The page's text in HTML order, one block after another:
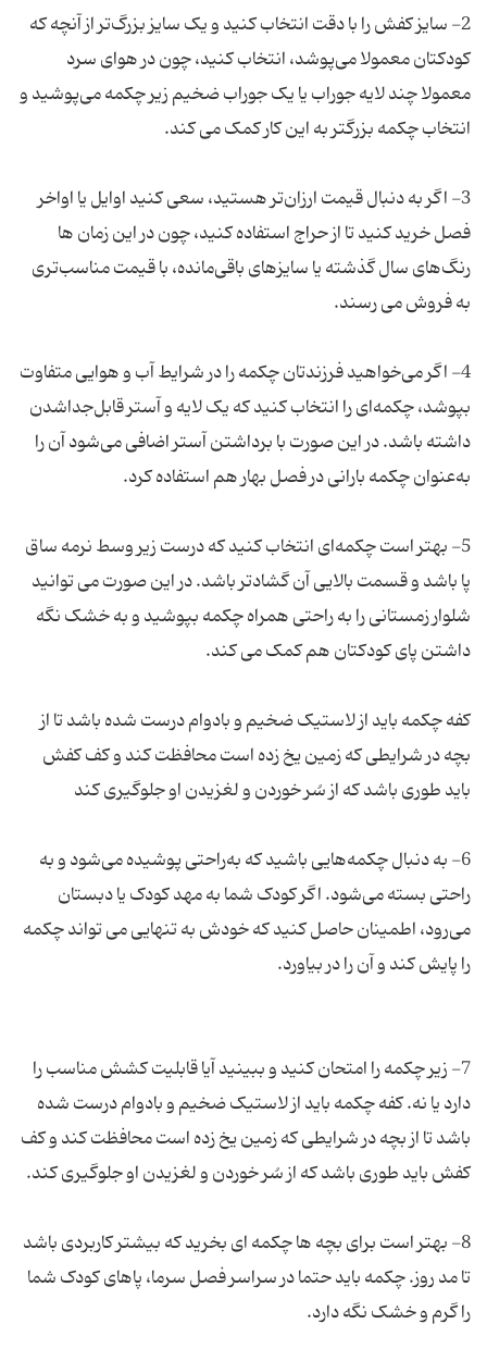
2- سایز کفش را با دقت انتخاب کنید و یک سایز بزرگ‌تر از آنچه که
کودکتان معمولا می‌پوشد، انتخاب کنید، چون در هوای سرد
معمولا چند لایه جوراب یا یک جوراب ضخیم زیر چکمه می‌پوشید و
3- اگر به دنبال قیمت ارزان‌تر هستید، سعی کنید اوایل یا اواخر
فصل خرید کنید تا از حراج استفاده کنید، چون در این زمان ها
رنگ‌های سال گذشته یا سایزهای باقی‌مانده، با قیمت مناسب‌تری
4- اگر می‌خواهید فرزندتان چکمه را در شرایط آب و هوایی متفاوت
بپوشد، چکمه‌ای را انتخاب کنید که یک لایه و آستر قابل‌جدا‌شدن
داشته باشد. در این صورت با برداشتن آستر اضافی می‌شود آن را
5- بهتر است چکمه‌ای انتخاب کنید که درست زیر وسط نرمه ساق
پا باشد و قسمت بالایی آن گشادتر باشد. در این صورت می توانید
شلوار زمستانی را به راحتی همراه چکمه بپوشید و به خشک نگه
کفه چکمه باید از لاستیک ضخیم و بادوام درست شده باشد تا از
بچه در شرایطی که زمین یخ زده است محافظت کند و کف کفش
6- به دنبال چکمه‌‌هایی باشید که به‌راحتی پوشیده می‌شود و به
راحتی بسته می‌شود. اگر کودک شما به مهد کودک یا دبستان
می‌رود، اطمینان حاصل کنید که خودش به تنهایی می تواند چکمه
7- زیر چکمه را امتحان کنید و ببینید آیا قابلیت کشش مناسب را
دارد یا نه. کفه چکمه باید از لاستیک ضخیم و بادوام درست شده
باشد تا از بچه در شرایطی که زمین یخ زده است محافظت کند و کف
8- بهتر است برای بچه ها چکمه ای بخرید که بیشتر کاربردی باشد
تا مد روز. چکمه باید حتما در سراسر فصل سرما، پاهای کودک شما